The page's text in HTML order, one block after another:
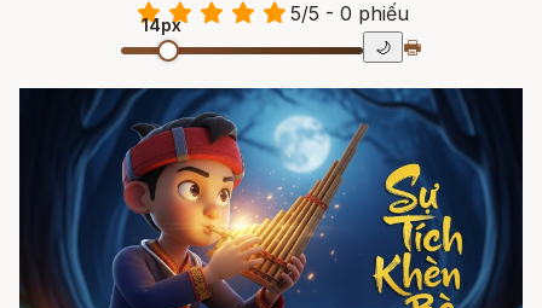
5/5 - 0 phiếu
14px
🌙 🖶